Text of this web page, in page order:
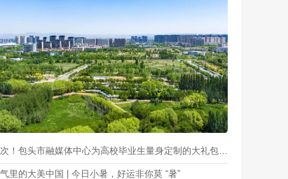
首次！包头市融媒体中心为高校毕业生量身定制的大礼包服务作品入选中国记协“我的代表作”
里的大美中国 | 今日小暑，好运非你莫 “暑”